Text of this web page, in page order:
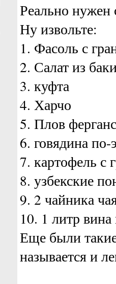
Реально нужен
Ну извольте:
1. Фасоль с
2. Салат из
3. куфта
4. Харчо
5. Плов
6. говядина
7. картофель с
8. узбекские
9. 2 чайника
10. 1 литр
Еще были
называется и